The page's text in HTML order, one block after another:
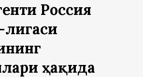
Россия
ҳақида